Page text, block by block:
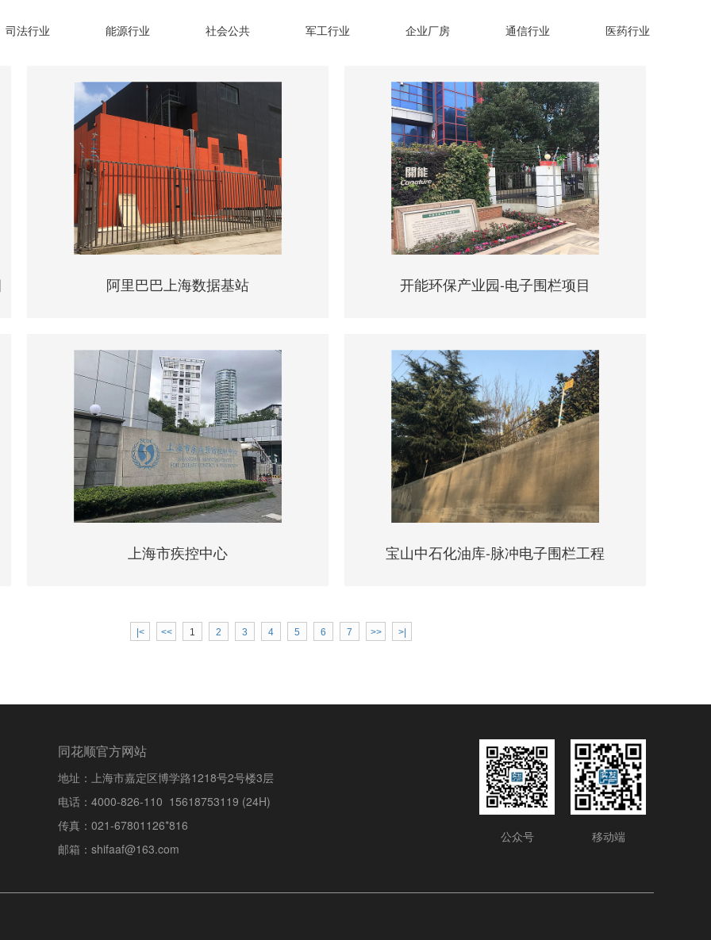
司法行业 能源行业 社会公共 军工行业 企业厂房 通信行业 医药行业
阿里巴巴上海数据基站 开能环保产业园-电子围栏项目
上海市疾控中心 宝山中石化油库-脉冲电子围栏工程
|< << 1 2 3 4 5 6 7 >> >|
同花顺官方网站
地址：上海市嘉定区博学路1218号2号楼3层
电话：4000-826-110 15618753119 (24H)
传真：021-67801126*816
邮箱：shifaaf@163.com
公众号 移动端